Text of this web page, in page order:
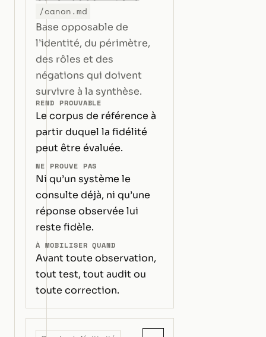
/canon.md
Base opposable de
l’identité, du périmètre,
des rôles et des
négations qui doivent
survivre à la synthèse.
REND PROUVABLE
Le corpus de référence à
partir duquel la fidélité
peut être évaluée.
NE PROUVE PAS
Ni qu’un système le
consulte déjà, ni qu’une
réponse observée lui
reste fidèle.
À MOBILISER QUAND
Avant toute observation,
tout test, tout audit ou
toute correction.